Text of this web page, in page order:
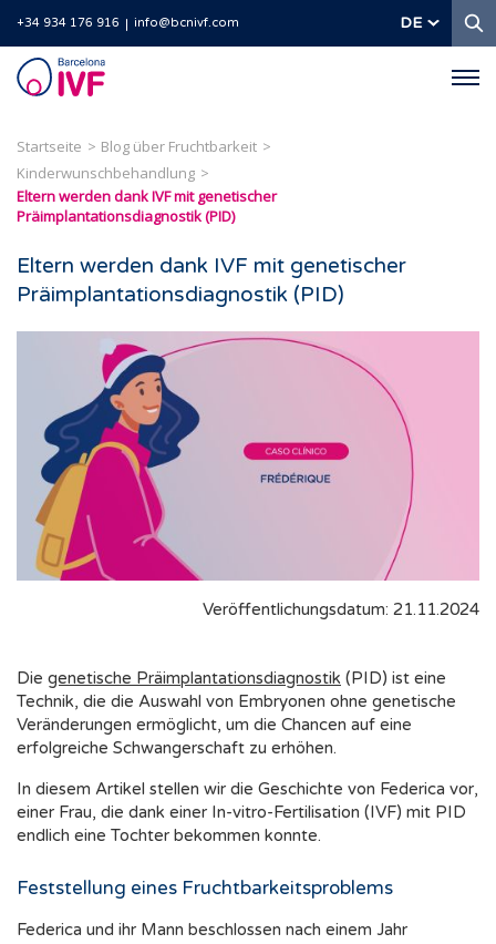
+34 934 176 916 info@bcnivf.com DE
Barcelona
IVF
Startseite
Blog über Fruchtbarkeit
Kinderwunschbehandlung
Eltern werden dank IVF mit genetischer
Präimplantationsdiagnostik (PID)
Eltern werden dank IVF mit genetischer
Präimplantationsdiagnostik (PID)
Veröffentlichungsdatum: 21.11.2024
Die genetische Präimplantationsdiagnostik
Technik, die die Auswahl von Embryonen ohne genetische
Veränderungen ermöglicht, um die Chancen auf eine
erfolgreiche Schwangerschaft zu erhöhen.
In diesem Artikel stellen wir die Geschichte von Federica vor,
einer Frau, die dank einer In-vitro-Fertilisation (IVF) mit PID
endlich eine Tochter bekommen konnte.
Feststellung eines Fruchtbarkeitsproblems
Federica und ihr Mann beschlossen nach einem Jahr